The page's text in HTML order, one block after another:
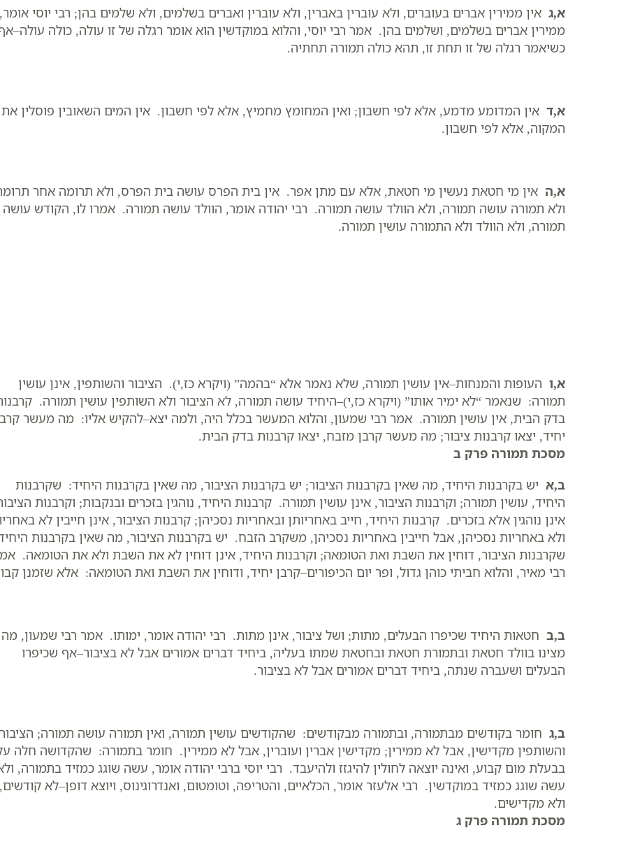
א,ג אין ממירין אברים בעוברים, ולא עוברין באברין, ולא עוברין ואברים בשלמים, ולא שלמים בהן; רבי יוסי אומר,
ממירין אברים בשלמים, ושלמים בהן. אמר רבי יוסי, והלוא במוקדשין הוא אומר רגלה של זו עולה, כולה
כשיאמר רגלה של זו תחת זו, תהא כולה תמורה תחתיה.
א,ד אין המדומע מדמע, אלא לפי חשבון; ואין המחומץ מחמיץ, אלא לפי חשבון. אין המים השאובין פוסלין את
המקוה, אלא לפי חשבון.
א,ה אין מי חטאת נעשין מי חטאת, אלא עם מתן אפר. אין בית הפרס עושה בית הפרס, ולא תרומה אחר
ולא תמורה עושה תמורה, ולא הוולד עושה תמורה. רבי יהודה אומר, הוולד עושה תמורה. אמרו לו, הקודש עושה
תמורה, ולא הוולד ולא התמורה עושין תמורה.
א,ו העופות והמנחות–אין עושין תמורה, שלא נאמר אלא “בהמה” (ויקרא כז,י). הציבור והשותפין, אינן עושין
תמורה: שנאמר “לא ימיר אותו” (ויקרא כז,י)–היחיד עושה תמורה, לא הציבור ולא השותפין עושין תמורה.
בדק הבית, אין עושין תמורה. אמר רבי שמעון, והלוא המעשר בכלל היה, ולמה יצא–להקיש אליו: מה מעשר
יחיד, יצאו קרבנות ציבור; מה מעשר קרבן מזבח, יצאו קרבנות בדק הבית.
מסכת תמורה פרק ב
ב,א יש בקרבנות היחיד, מה שאין בקרבנות הציבור; יש בקרבנות הציבור, מה שאין בקרבנות היחיד: שקרבנות
היחיד, עושין תמורה; וקרבנות הציבור, אינן עושין תמורה. קרבנות היחיד, נוהגין בזכרים ובנקבות; וקרבנות
אינן נוהגין אלא בזכרים. קרבנות היחיד, חייב באחריותן ובאחריות נסכיהן; קרבנות הציבור, אינן חייבין לא
ולא באחריות נסכיהן, אבל חייבין באחריות נסכיהן, משקרב הזבח. יש בקרבנות הציבור, מה שאין בקרבנות
שקרבנות הציבור, דוחין את השבת ואת הטומאה; וקרבנות היחיד, אינן דוחין לא את השבת ולא את הטומאה.
רבי מאיר, והלוא חביתי כוהן גדול, ופר יום הכיפורים–קרבן יחיד, ודוחין את השבת ואת הטומאה: אלא שזמנן
ב,ב חטאות היחיד שכיפרו הבעלים, מתות; ושל ציבור, אינן מתות. רבי יהודה אומר, ימותו. אמר רבי שמעון, מה
מצינו בוולד חטאת ובתמורת חטאת ובחטאת שמתו בעליה, ביחיד דברים אמורים אבל לא בציבור–אף שכיפרו
הבעלים ושעברה שנתה, ביחיד דברים אמורים אבל לא בציבור.
ב,ג חומר בקודשים מבתמורה, ובתמורה מבקודשים: שהקודשים עושין תמורה, ואין תמורה עושה תמורה; הציבור
והשותפין מקדישין, אבל לא ממירין; מקדישין אברין ועוברין, אבל לא ממירין. חומר בתמורה: שהקדושה חלה
בבעלת מום קבוע, ואינה יוצאה לחולין להיגזז ולהיעבד. רבי יוסי ברבי יהודה אומר, עשה שוגג כמזיד בתמורה,
עשה שוגג כמזיד במוקדשין. רבי אלעזר אומר, הכלאיים, והטריפה, וטומטום, ואנדרוגינוס, ויוצא דופן–לא קודשים,
ולא מקדישים.
מסכת תמורה פרק ג